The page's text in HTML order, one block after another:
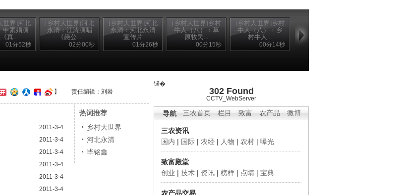
世界]河北
申素娟演
真...
01分52秒
[乡村大世界]河北
永清：江涛演唱
《愚公...
02分00秒
[乡村大世界]河北
永清：河北永清
宣传片
01分26秒
[乡村大世界]乡村
牛人（八）：草
原牧民...
00分15秒
[乡村大世界]乡村
牛人（八）：乡
村牛人...
00分14秒
锘�
302 Found
CCTV_WebServer
三农首页 栏目 致富 农产品 微博
导航
三农资讯
国内 | 国际 | 农经 | 人物 | 农村 | 曝光
致富殿堂
创业 | 技术 | 资讯 | 榜样 | 点睛 | 宝典
农产品交易
】 责任编辑：刘岩
2011-3-4
2011-3-4
2011-3-4
2011-3-4
2011-3-4
2011-3-4
热词推荐
乡村大世界
河北永清
毕铭鑫